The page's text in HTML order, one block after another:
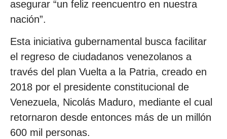
asegurar “un feliz reencuentro en nuestra
nación”.
Esta iniciativa gubernamental busca facilitar
el regreso de ciudadanos venezolanos a
través del plan Vuelta a la Patria, creado en
2018 por el presidente constitucional de
Venezuela, Nicolás Maduro, mediante el cual
retornaron desde entonces más de un millón
600 mil personas.